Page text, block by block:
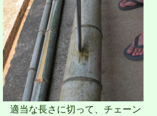
適当な長さに切って、チェーン